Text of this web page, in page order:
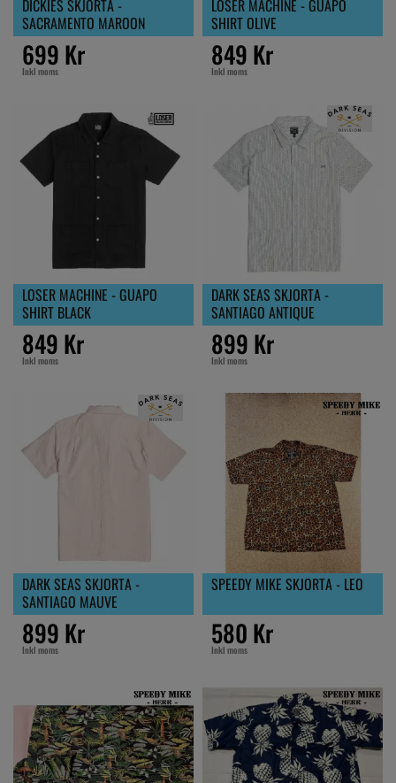
DICKIES SKJORTA -
SACRAMENTO MAROON
699 Kr
Inkl moms
LOSER MACHINE - GUAPO
SHIRT OLIVE
849 Kr
Inkl moms
LOSER MACHINE - GUAPO
SHIRT BLACK
849 Kr
Inkl moms
DARK SEAS SKJORTA -
SANTIAGO ANTIQUE
899 Kr
Inkl moms
DARK SEAS SKJORTA -
SANTIAGO MAUVE
899 Kr
Inkl moms
SPEEDY MIKE SKJORTA - LEO
580 Kr
Inkl moms